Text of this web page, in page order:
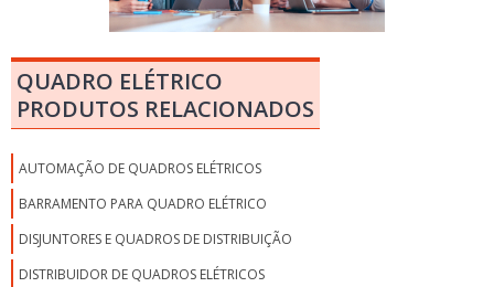
QUADRO ELÉTRICO
PRODUTOS RELACIONADOS
AUTOMAÇÃO DE QUADROS ELÉTRICOS
BARRAMENTO PARA QUADRO ELÉTRICO
DISJUNTORES E QUADROS DE DISTRIBUIÇÃO
DISTRIBUIDOR DE QUADROS ELÉTRICOS